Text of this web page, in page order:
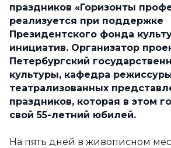
праздников «Горизонты
реализуется при поддержке
Президентского фонда
инициатив. Организатор
Петербургский
культуры, кафедра
театрализованных
праздников, которая в этом
свой 55-летний юбилей.
На пять дней в живописном